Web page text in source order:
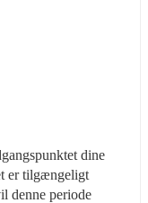
dine
er tilgængeligt
denne periode